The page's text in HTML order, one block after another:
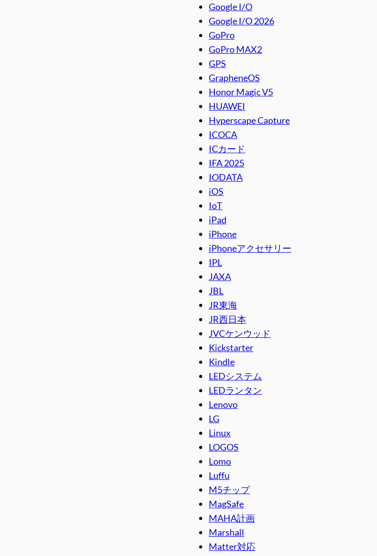
Google I/O
Google I/O 2026
GoPro
GoPro MAX2
GPS
GrapheneOS
Honor Magic V5
HUAWEI
Hyperscape Capture
ICOCA
ICカード
IFA 2025
IODATA
iOS
IoT
iPad
iPhone
iPhoneアクセサリー
IPL
JAXA
JBL
JR東海
JR西日本
JVCケンウッド
Kickstarter
Kindle
LEDシステム
LEDランタン
Lenovo
LG
Linux
LOGOS
Lomo
Luffu
M5チップ
MagSafe
MAHA計画
Marshall
Matter対応